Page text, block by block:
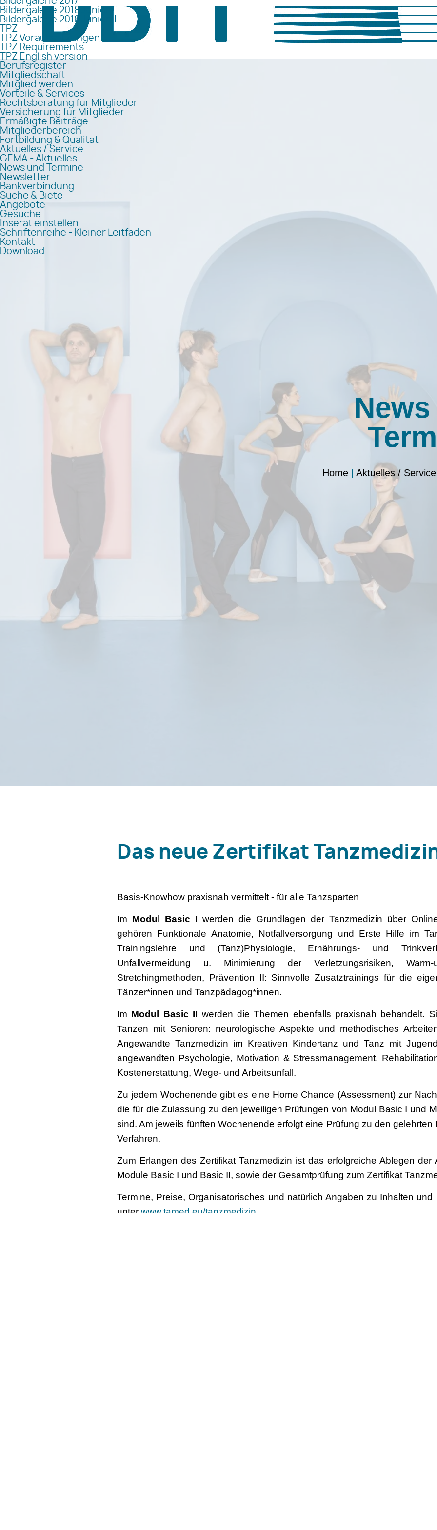
Bildergalerie 2018 Junior I
Bildergalerie 2018 Junior II
TPZ
TPZ Voraussetzungen
TPZ Requirements
TPZ English version
Berufsregister
Mitgliedschaft
Mitglied werden
Vorteile & Services
Rechtsberatung für Mitglieder
Versicherung für Mitglieder
Ermäßigte Beiträge
Mitgliederbereich
Fortbildung & Qualität
Aktuelles / Service
GEMA - Aktuelles
News und Termine
Newsletter
Bankverbindung
Suche & Biete
Angebote
Gesuche
Inserat einstellen
Schriftenreihe - Kleiner Leitfaden
Kontakt
Download
Home| Aktuelles / Service
Das neue Zertifikat
Basis-Knowhow praxisnah vermittelt - für alle Tanzsparten
Im Modul Basic I werden die Grundlagen der Tanzmedizin über
gehören Funktionale Anatomie, Notfallversorgung und Erste Hilfe im
Trainingslehre und (Tanz)Physiologie, Ernährungs- und
Unfallvermeidung u. Minimierung der Verletzungsrisiken,
Stretchingmethoden, Prävention II: Sinnvolle Zusatztrainings für die
Tänzer*innen und Tanzpädagog*innen.
Im Modul Basic II werden die Themen ebenfalls praxisnah behandelt.
Tanzen mit Senioren: neurologische Aspekte und methodisches
Angewandte Tanzmedizin im Kreativen Kindertanz und Tanz mit
angewandten Psychologie, Motivation & Stressmanagement,
Kostenerstattung, Wege- und Arbeitsunfall.
Zu jedem Wochenende gibt es eine Home Chance (Assessment) zur
die für die Zulassung zu den jeweiligen Prüfungen von Modul Basic I und
sind. Am jeweils fünften Wochenende erfolgt eine Prüfung zu den gelehrten
Verfahren.
Zum Erlangen des Zertifikat Tanzmedizin ist das erfolgreiche Ablegen der
Module Basic I und Basic II, sowie der Gesamtprüfung zum Zertifikat
Termine, Preise, Organisatorisches und natürlich Angaben zu Inhalten
unter www.tamed.eu/tanzmedizin